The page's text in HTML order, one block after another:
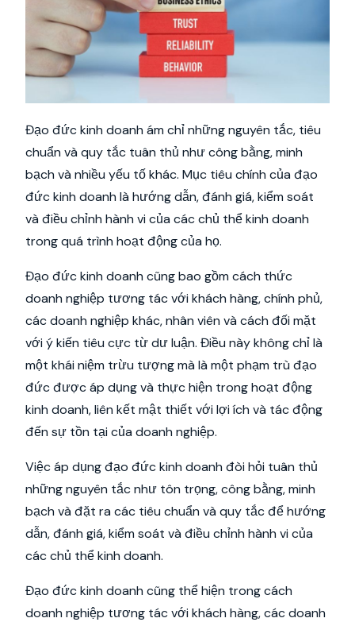
Đạo đức kinh doanh ám chỉ những nguyên tắc, tiêu
chuẩn và quy tắc tuân thủ như công bằng, minh
bạch và nhiều yếu tố khác. Mục tiêu chính của đạo
đức kinh doanh là hướng dẫn, đánh giá, kiểm soát
và điều chỉnh hành vi của các chủ thể kinh doanh
trong quá trình hoạt động của họ.
Đạo đức kinh doanh cũng bao gồm cách thức
doanh nghiệp tương tác với khách hàng, chính phủ,
các doanh nghiệp khác, nhân viên và cách đối mặt
với ý kiến tiêu cực từ dư luận. Điều này không chỉ là
một khái niệm trừu tượng mà là một phạm trù đạo
đức được áp dụng và thực hiện trong hoạt động
kinh doanh, liên kết mật thiết với lợi ích và tác động
đến sự tồn tại của doanh nghiệp.
Việc áp dụng đạo đức kinh doanh đòi hỏi tuân thủ
những nguyên tắc như tôn trọng, công bằng, minh
bạch và đặt ra các tiêu chuẩn và quy tắc để hướng
dẫn, đánh giá, kiểm soát và điều chỉnh hành vi của
các chủ thể kinh doanh.
Đạo đức kinh doanh cũng thể hiện trong cách
doanh nghiệp tương tác với khách hàng, các doanh